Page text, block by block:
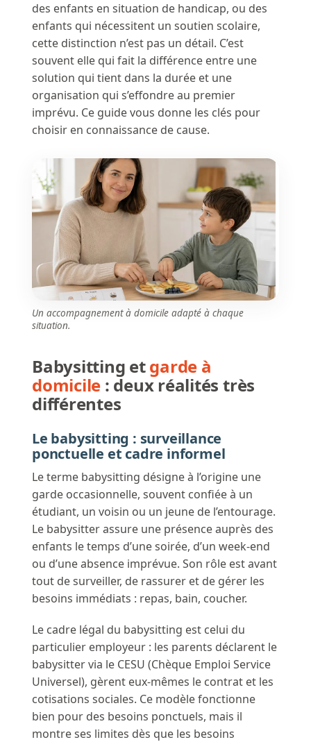
des enfants en situation de handicap, ou des
enfants qui nécessitent un soutien scolaire,
cette distinction n’est pas un détail. C’est
souvent elle qui fait la différence entre une
solution qui tient dans la durée et une
organisation qui s’effondre au premier
imprévu. Ce guide vous donne les clés pour
choisir en connaissance de cause.
Un accompagnement à domicile adapté à chaque
situation.
Babysitting etgarde à
domicile : deux réalités très
différentes
Le babysitting : surveillance
ponctuelle et cadre informel
Le terme babysitting désigne à l’origine une
garde occasionnelle, souvent confiée à un
étudiant, un voisin ou un jeune de l’entourage.
Le babysitter assure une présence auprès des
enfants le temps d’une soirée, d’un week-end
ou d’une absence imprévue. Son rôle est avant
tout de surveiller, de rassurer et de gérer les
besoins immédiats : repas, bain, coucher.
Le cadre légal du babysitting est celui du
particulier employeur : les parents déclarent le
babysitter via le CESU (Chèque Emploi Service
Universel), gèrent eux-mêmes le contrat et les
cotisations sociales. Ce modèle fonctionne
bien pour des besoins ponctuels, mais il
montre ses limites dès que les besoins